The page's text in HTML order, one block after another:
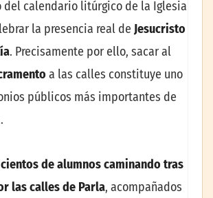
del calendario litúrgico de la Iglesia
la presencia real de Jesucristo
. Precisamente por ello, sacar al
a las calles constituye uno
públicos más importantes de
cientos de alumnos caminando tras
las calles de Parla, acompañados